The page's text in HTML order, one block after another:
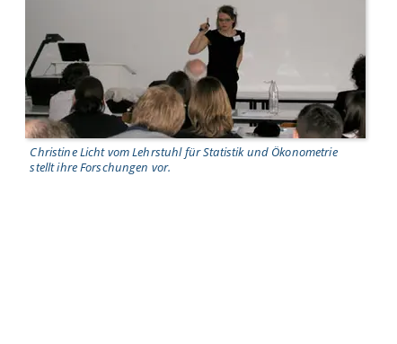
Christine Licht vom Lehrstuhl für Statistik und Ökonometrie
stellt ihre Forschungen vor.